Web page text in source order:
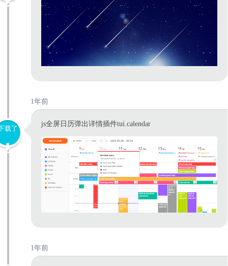
1年前
载了
js全屏日历弹出详情插件tui.calendar
1年前